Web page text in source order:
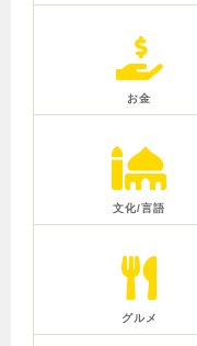
お金
文化/言語
グルメ